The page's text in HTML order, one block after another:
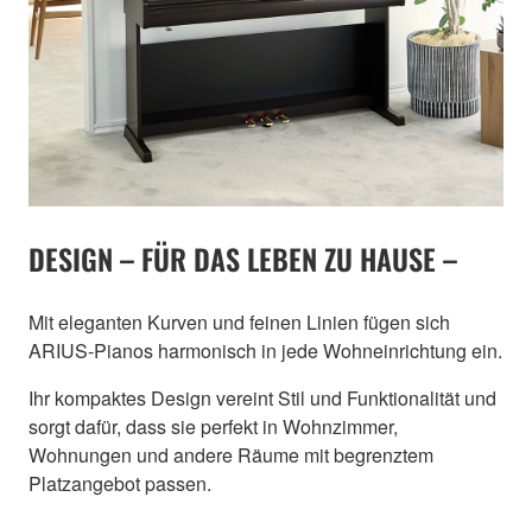
DESIGN – FÜR DAS LEBEN ZU HAUSE –
Mit eleganten Kurven und feinen Linien fügen sich
ARIUS-Pianos harmonisch in jede Wohneinrichtung ein.
Ihr kompaktes Design vereint Stil und Funktionalität und
sorgt dafür, dass sie perfekt in Wohnzimmer,
Wohnungen und andere Räume mit begrenztem
Platzangebot passen.